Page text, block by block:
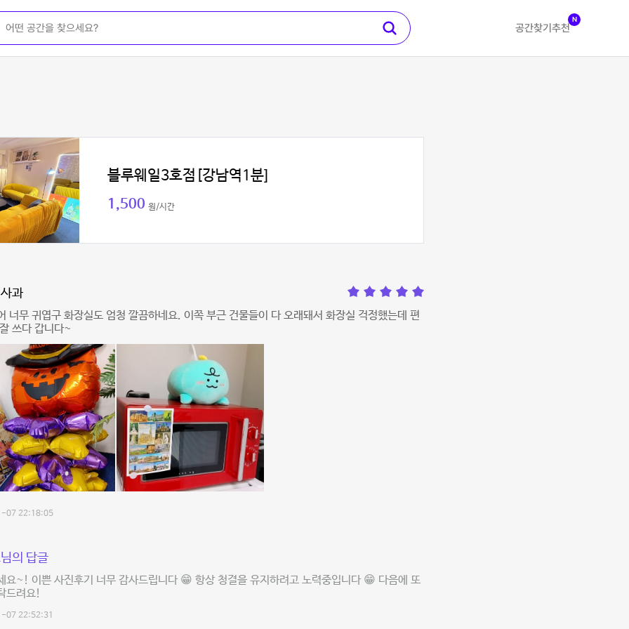
공간찾기 추천
N
블루웨일3호점[강남역1분]
1,500 원/시간
과
너무 귀엽구 화장실도 엄청 깔끔하네요. 이쪽 부근 건물들이 다 오래돼서 화장실 걱정했는데 편
쓰다 갑니다~
07 22:18:05
의 답글
요~! 이쁜 사진후기 너무 감사드립니다 😁 항상 청결을 유지하려고 노력중입니다 😁 다음에 또
드려요!
07 22:52:31